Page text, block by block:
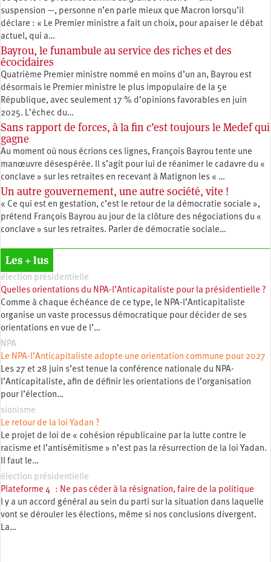
suspension —, personne n’en parle mieux que Macron lorsqu’il
déclare : « Le Premier ministre a fait un choix, pour apaiser le débat
actuel, qui a…
Bayrou, le funambule au service des riches et des
écocidaires
Quatrième Premier ministre nommé en moins d’un an, Bayrou est
désormais le Premier ministre le plus impopulaire de la 5e
République, avec seulement 17 % d’opinions favorables en juin
2025. L’échec du…
Sans rapport de forces, à la fin c’est toujours le Medef qui
gagne
Au moment où nous écrions ces lignes, François Bayrou tente une
manœuvre désespérée. Il s’agit pour lui de réanimer le cadavre du «
conclave » sur les retraites en recevant à Matignon les « …
Un autre gouvernement, une autre société, vite !
« Ce qui est en gestation, c’est le retour de la démocratie sociale »,
prétend François Bayrou au jour de la clôture des négociations du «
conclave » sur les retraites. Parler de démocratie sociale…
Les + lus
élection présidentielle
Quelles orientations du NPA-l’Anticapitaliste pour la présidentielle ?
Comme à chaque échéance de ce type, le NPA-l’Anticapitaliste
organise un vaste processus démocratique pour décider de ses
orientations en vue de l’…
NPA
Le NPA-l’Anticapitaliste adopte une orientation commune pour 2027
Les 27 et 28 juin s’est tenue la conférence nationale du NPA-
l’Anticapitaliste, afin de définir les orientations de l’organisation
pour l’élection…
sionisme
Le retour de la loi Yadan ?
Le projet de loi de « cohésion républicaine par la lutte contre le
racisme et l’antisémitisme » n’est pas la résurrection de la loi Yadan.
Il faut le…
élection présidentielle
Plateforme 4 : Ne pas céder à la résignation, faire de la politique
l y a un accord général au sein du parti sur la situation dans laquelle
vont se dérouler les élections, même si nos conclusions divergent.
La…